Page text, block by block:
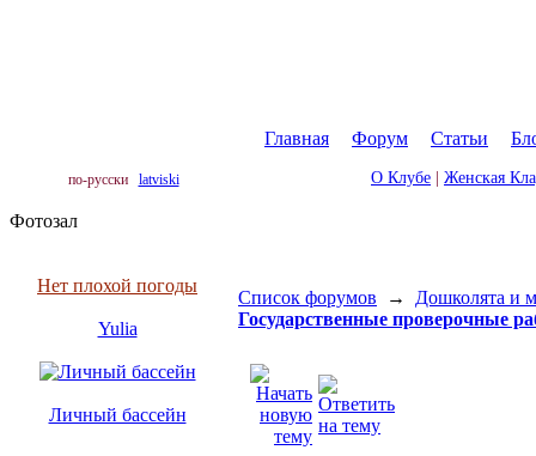
Главная Форум Статьи
по-русски latviski О Клубе Женская
Фотозал
Нет плохой погоды
Yulia
Личный бассейн
Список форумов → Дошколята и
Государственные проверочные